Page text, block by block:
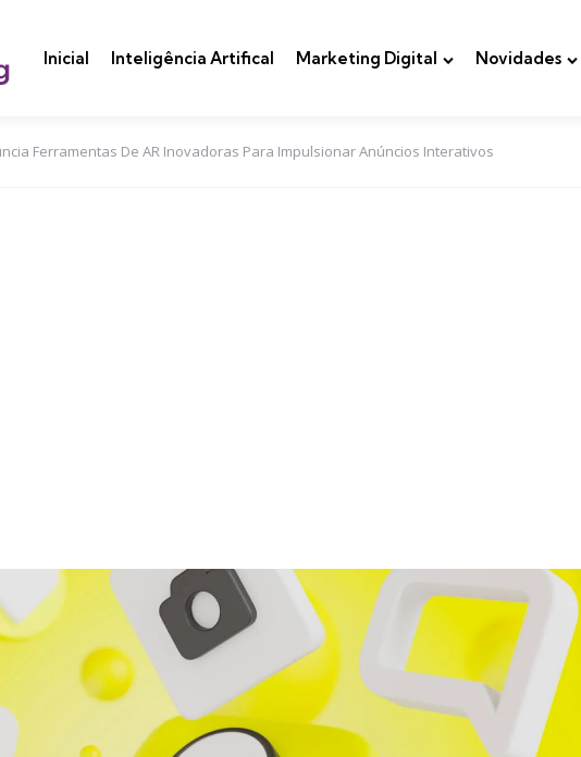
Inicial Inteligência Artifical Marketing Digital Novidades
Ferramentas De AR Inovadoras Para Impulsionar Anúncios Interativos